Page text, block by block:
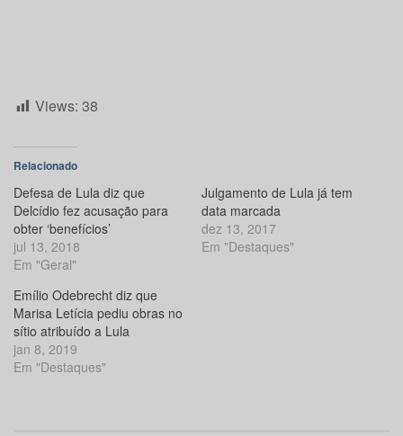
Views: 38
Relacionado
Defesa de Lula diz que
Delcídio fez acusação para
obter ‘benefícios’
jul 13, 2018
Em "Geral"
Julgamento de Lula já tem
data marcada
dez 13, 2017
Em "Destaques"
Emílio Odebrecht diz que
Marisa Letícia pediu obras no
sítio atribuído a Lula
jan 8, 2019
Em "Destaques"